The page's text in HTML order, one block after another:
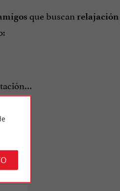
que buscan relajación